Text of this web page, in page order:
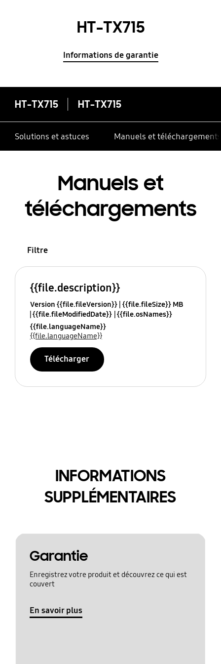
HT-TX715
Informations de garantie
HT-TX715 HT-TX715
Solutions et astuces Manuels et téléchargements
Manuels et
téléchargements
Filtre
{{file.description}}
Version {{file.fileVersion}} {{file.fileSize}} MB
{{file.fileModifiedDate}} {{file.osNames}}
{{file.languageName}}
{{file.languageName}}
Télécharger
INFORMATIONS
SUPPLÉMENTAIRES
Garantie
Enregistrez votre produit et découvrez ce qui est
couvert
En savoir plus